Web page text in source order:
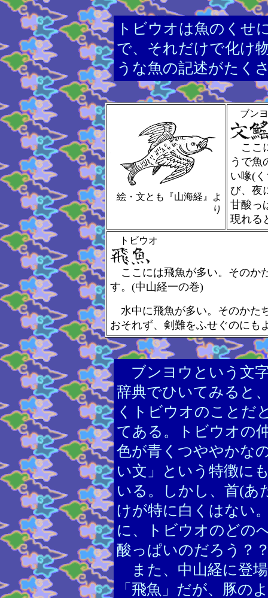
トビウオは魚のくせ
で、それだけで化け
うな魚の記述がたく
絵・文とも『山海経』よ
り
ブン
ここ
うで魚
い喙(
び、夜
甘酸っ
現れる
トビウオ
ここには飛魚が多い。そのか
す。(中山経一の巻)
水中に飛魚が多い。そのかた
おそれず、剣難をふせぐのにも
ブンヨウという文
辞典でひいてみると
くトビウオのことだ
てある。トビウオの
色が青くつややかな
い文」という特徴に
いる。しかし、首(あ
けが特に白くはない
に、トビウオのどの
酸っぱいのだろう？
また、中山経に登
「飛魚」だが、豚の